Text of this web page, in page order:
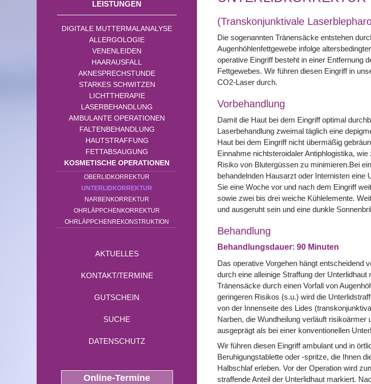
LEISTUNGEN
DIGITALE MUTTERMALANALYSE
ALLERGOLOGIE
VENENLEIDEN
HAARAUSFALL
AKNESPRECHSTUNDE
STARKES SCHWITZEN
LICHTTHERAPIE
LASERBEHANDLUNG
AMBULANTE OPERATIONEN
FALTENBEHANDLUNG
HAUTSTRAFFUNG
FETTABSAUGUNG
KOSMETISCHE OPERATIONEN
OBERLIDKORREKTUR
UNTERLIDKORREKTUR
NARBENKORREKTUR
OHRLÄPPCHENKORREKTUR
OHRLÄPPCHENREKONSTRUKTION
AKTUELLES
KONTAKT/TERMINE
GUTSCHEIN
SUCHE
DATENSCHUTZ
Online-Termine
(Transkonjunktivale
Die sogenannten Tränensäcke entstehen
Augenhöhlenfettgewebe infolge
operative Eingriff besteht in einer Entfernung
Fettgewebes. Wir führen diesen Eingriff in
CO2-Laser durch.
Vorbehandlung
Damit die Haut bei dem Eingriff optimal
Laserbehandlung zweimal täglich eine
Haut bei dem Eingriff nicht übermäßig
Einnahme nichtsteroidaler Antiphlogistika,
Risiko von Blutergüssen zu minimieren.Bei
behandelnden Hausarzt oder Internisten eine
Sie eine Woche vor und nach dem Eingriff
sowie zwei bis drei weiche Kühlelemente.
und ausgeruht sein und eine dunkle
Behandlung
Behandlungsdauer: 90 Minuten
Das operative Vorgehen hängt entscheidend
durch eine alleinige Straffung der
Tränensäcke durch einen Vorfall von
geringeren Risikos (s.u.) wird die
von der Innenseite des Lides
Narben, die Wundheilung verläuft
ausgeprägt als bei einer konventionellen
Wir führen diesen Eingriff ambulant und in
Beruhigungstablette oder -spritze, die Ihnen
Halbschlaf erleben. Vor der Operation wird
straffende Anteil der Unterlidhaut markiert.